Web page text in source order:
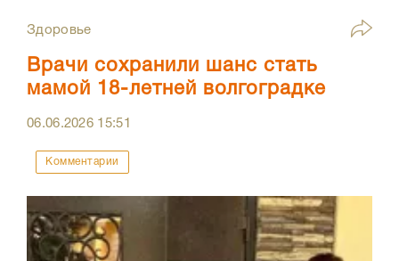
Здоровье
Врачи сохранили шанс стать
мамой 18-летней волгоградке
06.06.2026 15:51
Комментарии